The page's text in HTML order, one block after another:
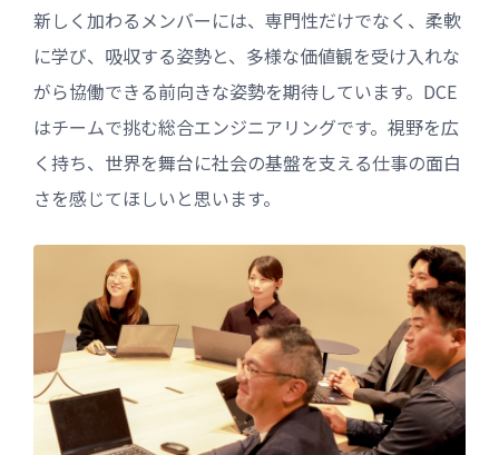
新しく加わるメンバーには、専門性だけでなく、柔軟
に学び、吸収する姿勢と、多様な価値観を受け入れな
がら協働できる前向きな姿勢を期待しています。DCE
はチームで挑む総合エンジニアリングです。視野を広
く持ち、世界を舞台に社会の基盤を支える仕事の面白
さを感じてほしいと思います。